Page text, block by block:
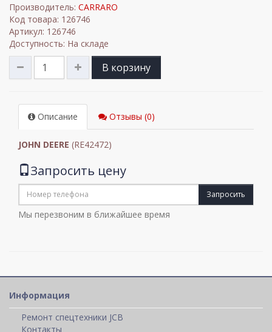
Производитель: CARRARO
Код товара: 126746
Артикул: 126746
Доступность: На складе
В корзину
Описание Отзывы (0)
JOHN DEERE (RE42472)
Запросить цену
Запросить
Мы перезвоним в ближайшее время
Информация
Ремонт спецтехники JCB
Контакты